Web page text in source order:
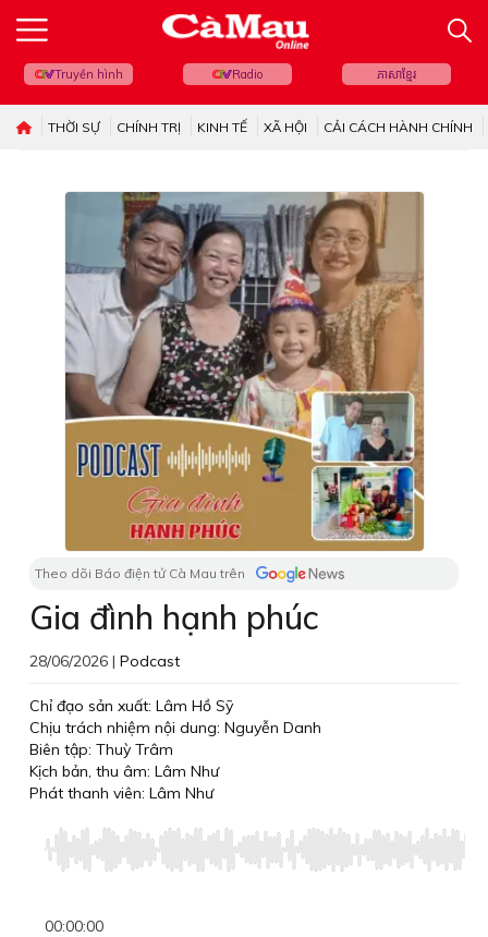
Truyền hình Radio ភាសាខ្មែរ
THỜI SỰ CHÍNH TRỊ KINH TẾ XÃ HỘI CẢI CÁCH HÀNH CHÍNH
Theo dõi Báo điện tử Cà Mau trên
Gia đình hạnh phúc
28/06/2026 | Podcast
Chỉ đạo sản xuất: Lâm Hồ Sỹ
Chịu trách nhiệm nội dung: Nguyễn Danh
Biên tập: Thuỳ Trâm
Kịch bản, thu âm: Lâm Như
Phát thanh viên: Lâm Như
Player
00:00:00